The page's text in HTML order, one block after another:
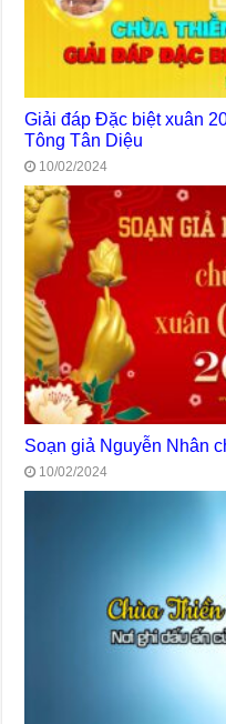
Giải đáp Đặc biệt xuân
Tông Tân Diệu
10/02/2024
Soạn giả Nguyễn Nhân
10/02/2024